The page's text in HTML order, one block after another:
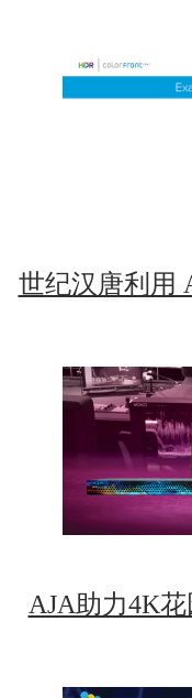
世纪汉唐利用
AJA助力4K